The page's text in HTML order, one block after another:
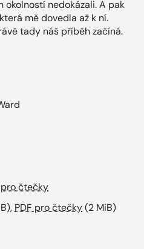
okolností nedokázali. A pak
mě dovedla až k ní.
tady náš příběh začíná.
pro čtečky
PDF pro čtečky(2 MiB)